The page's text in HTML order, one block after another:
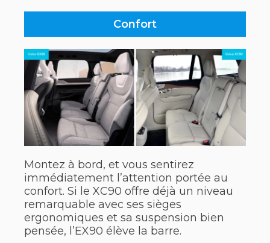
Confort
Montez à bord, et vous sentirez
immédiatement l’attention portée au
confort. Si le XC90 offre déjà un niveau
remarquable avec ses sièges
ergonomiques et sa suspension bien
pensée, l’EX90 élève la barre.